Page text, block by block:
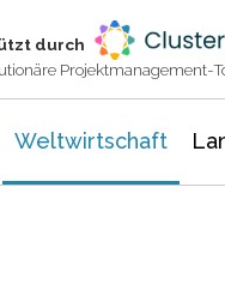
durch
Projektmanagement-
Weltwirtschaft